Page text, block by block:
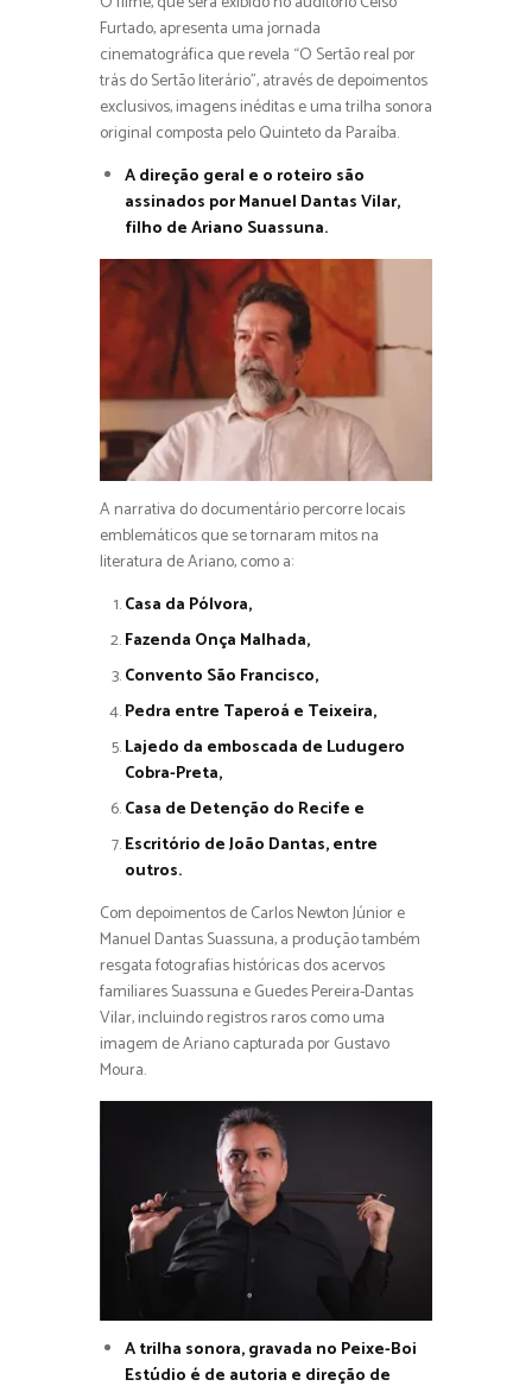
Furtado, apresenta uma jornada
cinematográfica que revela “O Sertão real por
trás do Sertão literário”, através de depoimentos
exclusivos, imagens inéditas e uma trilha sonora
original composta pelo Quinteto da Paraíba.
A direção geral e o roteiro são
assinados por Manuel Dantas Vilar,
filho de Ariano Suassuna.
A narrativa do documentário percorre locais
emblemáticos que se tornaram mitos na
literatura de Ariano, como a:
Casa da Pólvora,
Fazenda Onça Malhada,
Convento São Francisco,
Pedra entre Taperoá e Teixeira,
Lajedo da emboscada de Ludugero
Cobra-Preta,
Casa de Detenção do Recife e
Escritório de João Dantas, entre
outros.
Com depoimentos de Carlos Newton Júnior e
Manuel Dantas Suassuna, a produção também
resgata fotografias históricas dos acervos
familiares Suassuna e Guedes Pereira-Dantas
Vilar, incluindo registros raros como uma
imagem de Ariano capturada por Gustavo
Moura.
A trilha sonora, gravada no Peixe-Boi
Estúdio é de autoria e direção de